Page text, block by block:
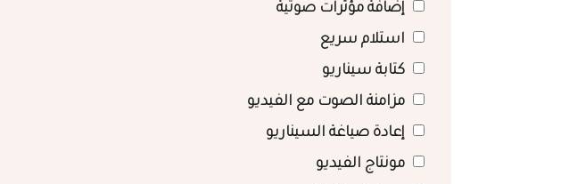
إضافة مؤثرات صوتية
استلام سريع
كتابة سيناريو
مزامنة الصوت مع الفيديو
إعادة صياغة السيناريو
مونتاج الفيديو